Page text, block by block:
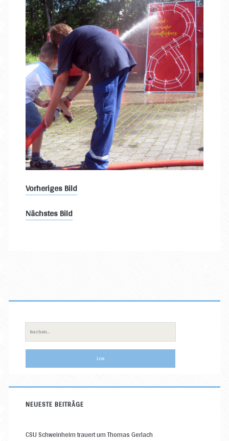
Vorheriges Bild
Nächstes Bild
Primäre
Sidebar
Suche
nach:
NEUESTE BEITRÄGE
CSU Schweinheim trauert um Thomas Gerlach